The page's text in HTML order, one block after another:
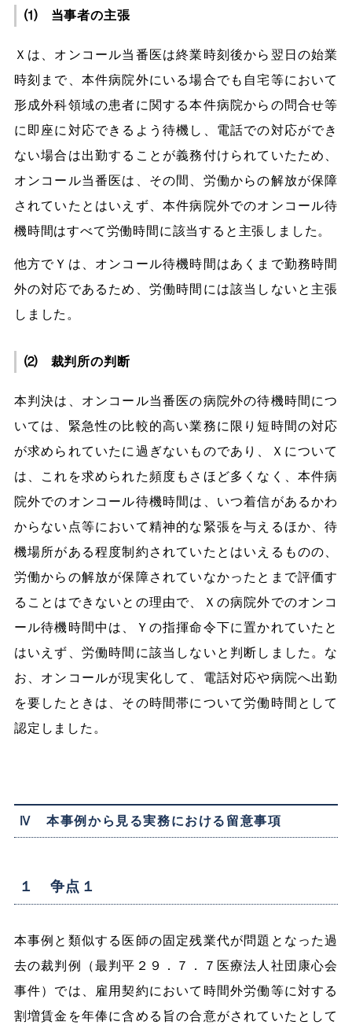
⑴ 当事者の主張
Ｘは、オンコール当番医は終業時刻後から翌日の始業
時刻まで、本件病院外にいる場合でも自宅等において
形成外科領域の患者に関する本件病院からの問合せ等
に即座に対応できるよう待機し、電話での対応ができ
ない場合は出勤することが義務付けられていたため、
オンコール当番医は、その間、労働からの解放が保障
されていたとはいえず、本件病院外でのオンコール待
機時間はすべて労働時間に該当すると主張しました。
他方でＹは、オンコール待機時間はあくまで勤務時間
外の対応であるため、労働時間には該当しないと主張
しました。
⑵ 裁判所の判断
本判決は、オンコール当番医の病院外の待機時間につ
いては、緊急性の比較的高い業務に限り短時間の対応
が求められていたに過ぎないものであり、Ｘについて
は、これを求められた頻度もさほど多くなく、本件病
院外でのオンコール待機時間は、いつ着信があるかわ
からない点等において精神的な緊張を与えるほか、待
機場所がある程度制約されていたとはいえるものの、
労働からの解放が保障されていなかったとまで評価す
ることはできないとの理由で、Ｘの病院外でのオンコ
ール待機時間中は、Ｙの指揮命令下に置かれていたと
はいえず、労働時間に該当しないと判断しました。な
お、オンコールが現実化して、電話対応や病院へ出勤
を要したときは、その時間帯について労働時間として
認定しました。
Ⅳ 本事例から見る実務における留意事項
１ 争点１
本事例と類似する医師の固定残業代が問題となった過
去の裁判例（最判平２９．７．７医療法人社団康心会
事件）では、雇用契約において時間外労働等に対する
割増賃金を年俸に含める旨の合意がされていたとして